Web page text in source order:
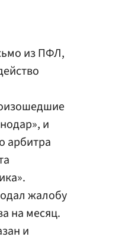
из ПФЛ,
и
арбитра
жалобу
на месяц.
и